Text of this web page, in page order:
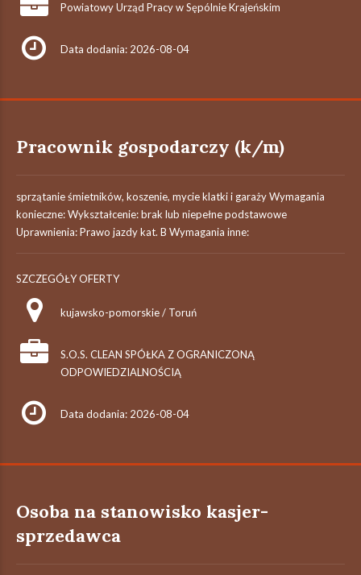
Powiatowy Urząd Pracy w Sępólnie Krajeńskim
Data dodania: 2026-08-04
Pracownik gospodarczy (k/m)
sprzątanie śmietników, koszenie, mycie klatki i garaży Wymagania
konieczne: Wykształcenie: brak lub niepełne podstawowe
Uprawnienia: Prawo jazdy kat. B Wymagania inne:
SZCZEGÓŁY OFERTY
kujawsko-pomorskie / Toruń
S.O.S. CLEAN SPÓŁKA Z OGRANICZONĄ
ODPOWIEDZIALNOŚCIĄ
Data dodania: 2026-08-04
Osoba na stanowisko kasjer-
sprzedawca